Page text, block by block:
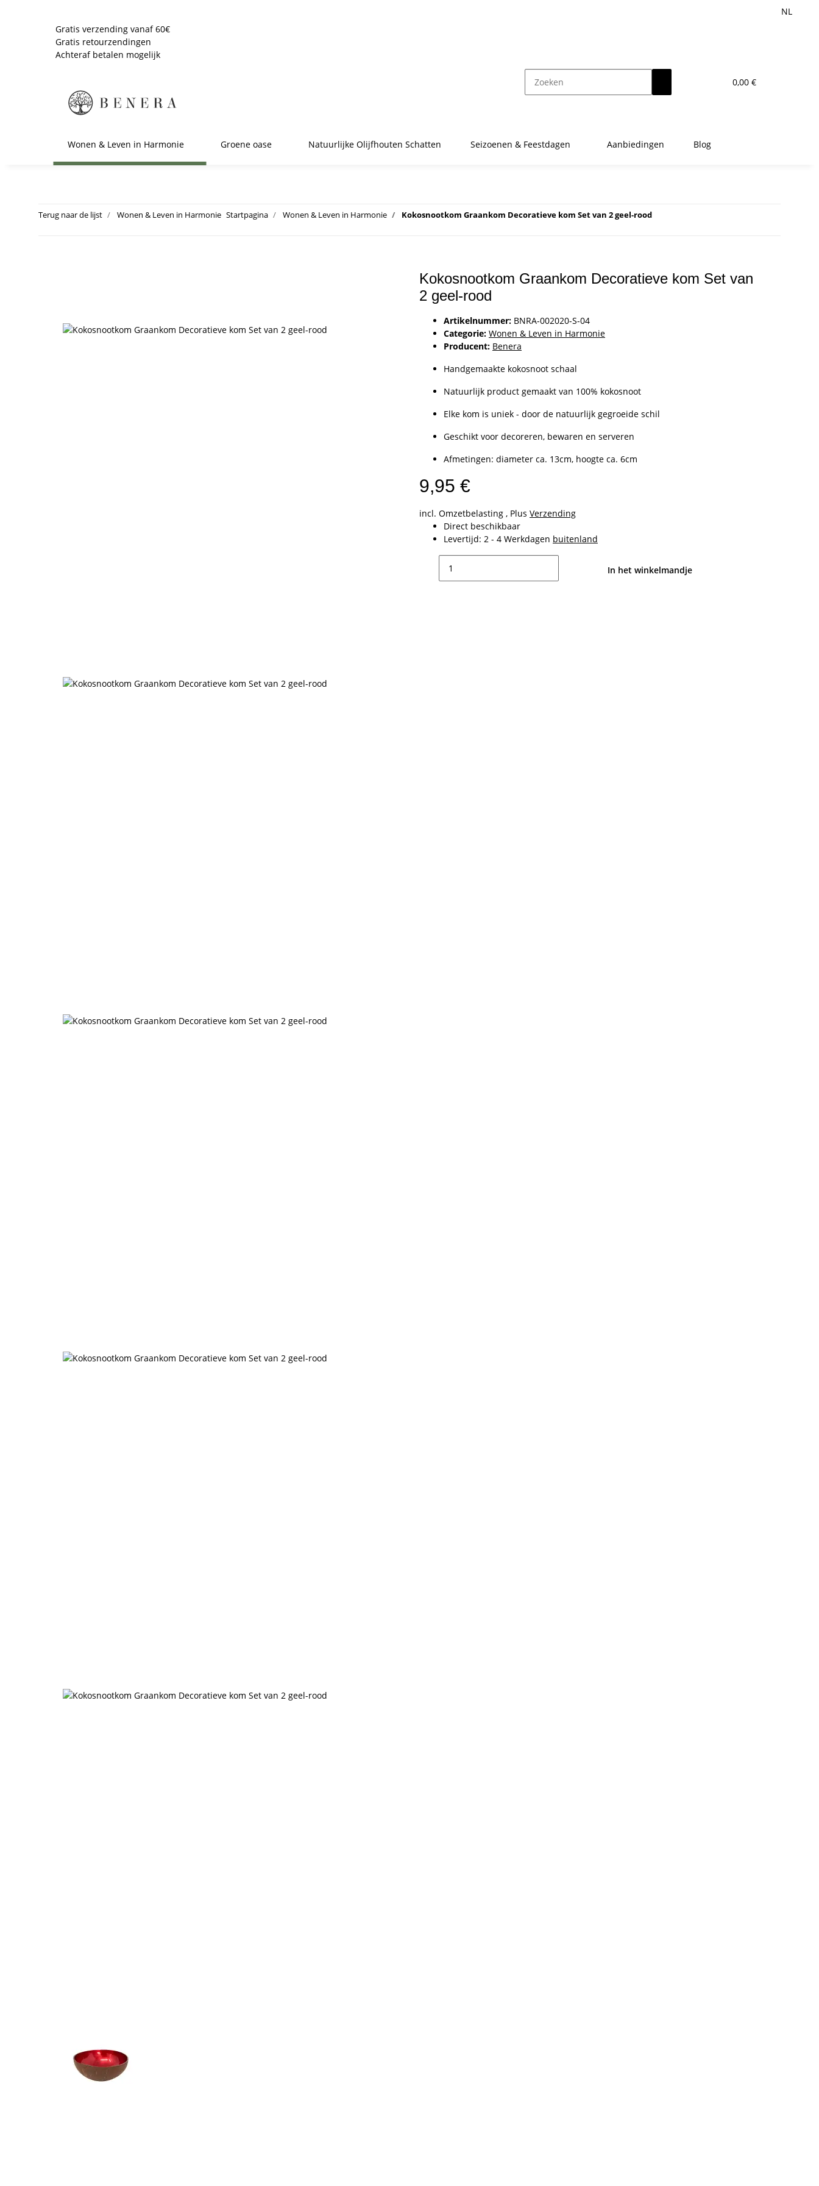
NL
Gratis verzending vanaf 60€
Gratis retourzendingen
Achteraf betalen mogelijk
0,00 €
Wonen & Leven in Harmonie Groene oase Natuurlijke Olijfhouten Schatten Seizoenen & Feestdagen Aanbiedingen Blog
Terug naar de lijst Wonen & Leven in Harmonie Startpagina Wonen & Leven in Harmonie Kokosnootkom Graankom Decoratieve kom Set van 2 geel-rood
Kokosnootkom Graankom Decoratieve kom Set van
2 geel-rood
Artikelnummer: BNRA-002020-S-04
Categorie: Wonen & Leven in Harmonie
Producent: Benera
Handgemaakte kokosnoot schaal
Natuurlijk product gemaakt van 100% kokosnoot
Elke kom is uniek - door de natuurlijk gegroeide schil
Geschikt voor decoreren, bewaren en serveren
Afmetingen: diameter ca. 13cm, hoogte ca. 6cm
9,95 €
incl. Omzetbelasting , Plus Verzending
Direct beschikbaar
Levertijd: 2 - 4 Werkdagen buitenland
In het winkelmandje